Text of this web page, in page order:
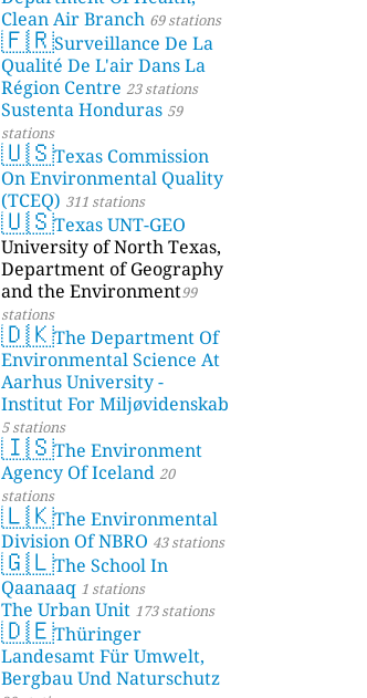
Clean Air Branch 69 stations
🇫🇷Surveillance De La
Qualité De L'air Dans La
Région Centre 23 stations
Sustenta Honduras 59
stations
🇺🇸Texas Commission
On Environmental Quality
(TCEQ) 311 stations
🇺🇸Texas UNT-GEO
University of North Texas,
Department of Geography
and the Environment99
stations
🇩🇰The Department Of
Environmental Science At
Aarhus University -
Institut For Miljøvidenskab
5 stations
🇮🇸The Environment
Agency Of Iceland 20
stations
🇱🇰The Environmental
Division Of NBRO 43 stations
🇬🇱The School In
Qaanaaq 1 stations
The Urban Unit 173 stations
🇩🇪Thüringer
Landesamt Für Umwelt,
Bergbau Und Naturschutz